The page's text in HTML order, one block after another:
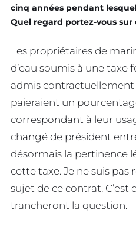
cinq années pendant
Quel regard portez-vous sur
Les propriétaires de
d’eau soumis à une taxe
admis contractuellement
paieraient un
correspondant à leur
changé de président
désormais la pertinence
cette taxe. Je ne suis pas
sujet de ce contrat. C’est
trancheront la question.